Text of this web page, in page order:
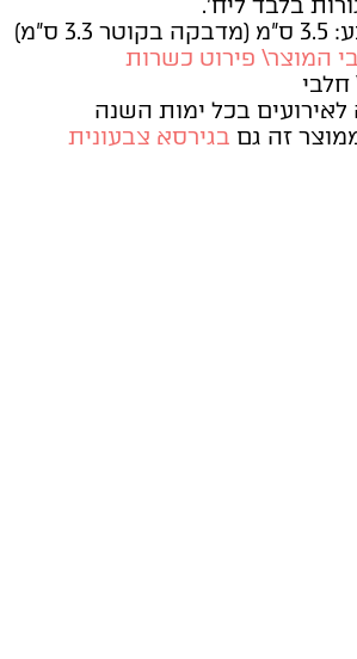
ס"מ)
המוצר\ פירוט כשרות
חלבי
בכל ימות השנה
זה גם בגירסא צבעונית